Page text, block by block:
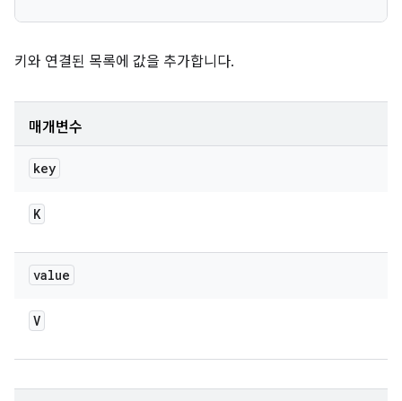
키와 연결된 목록에 값을 추가합니다.
매개변수
key
K
value
V